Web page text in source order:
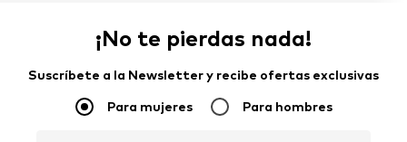
¡No te pierdas nada!
Suscríbete a la Newsletter y recibe ofertas exclusivas
Para mujeres Para hombres